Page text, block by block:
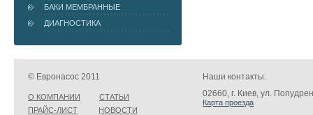
БАКИ МЕМБРАННЫЕ
ДИАГНОСТИКА
© Евронасос 2011
О КОМПАНИИ
СТАТЬИ
ПРАЙС-ЛИСТ
НОВОСТИ
Наши контакты:
02660, г. Киев, ул.
Карта проезда